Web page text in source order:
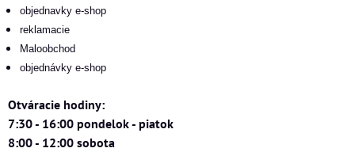
objednavky e-shop
reklamacie
Maloobchod
objednávky e-shop
Otváracie hodiny:
7:30 - 16:00 pondelok - piatok
8:00 - 12:00 sobota